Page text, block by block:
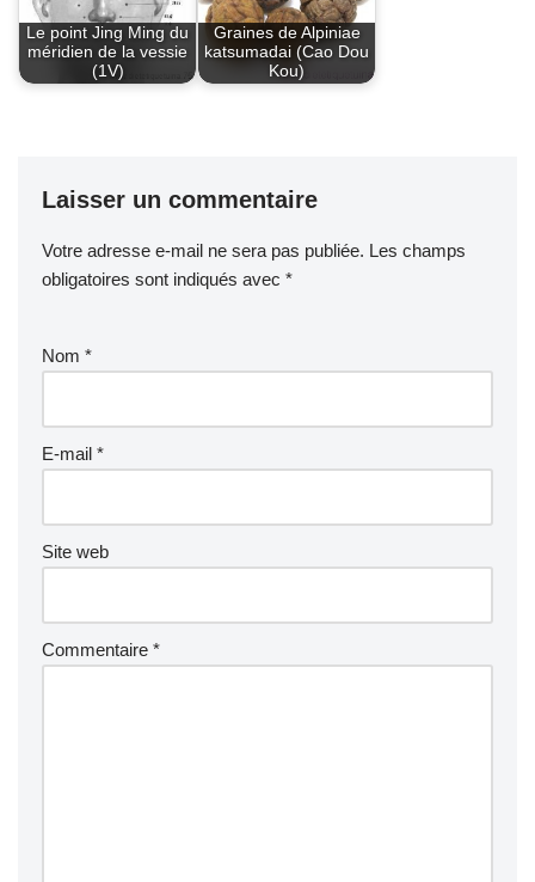
Le point Jing Ming du
méridien de la vessie
(1V)
Graines de Alpiniae
katsumadai (Cao Dou
Kou)
Laisser un commentaire
Votre adresse e-mail ne sera pas publiée. Les champs
obligatoires sont indiqués avec *
Nom *
E-mail *
Site web
Commentaire *